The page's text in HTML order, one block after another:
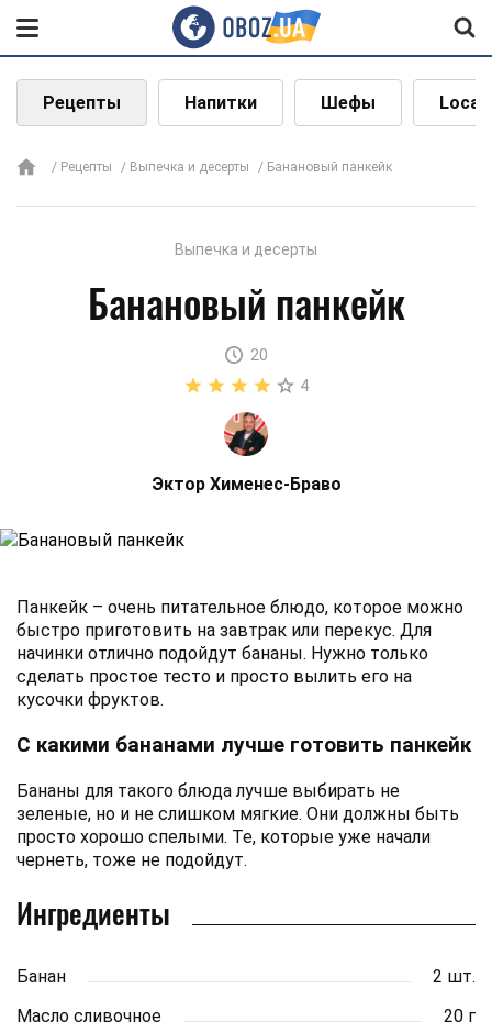
Рецепты Напитки Шефы Local
Рецепты Выпечка и десерты Банановый панкейк
Выпечка и десерты
Банановый панкейк
20
4
Эктор Хименес-Браво
Панкейк – очень питательное блюдо, которое можно
быстро приготовить на завтрак или перекус. Для
начинки отлично подойдут бананы. Нужно только
сделать простое тесто и просто вылить его на
кусочки фруктов.
С какими бананами лучше готовить панкейк
Бананы для такого блюда лучше выбирать не
зеленые, но и не слишком мягкие. Они должны быть
просто хорошо спелыми. Те, которые уже начали
чернеть, тоже не подойдут.
Ингредиенты
Банан
2 шт.
Масло сливочное
20 г